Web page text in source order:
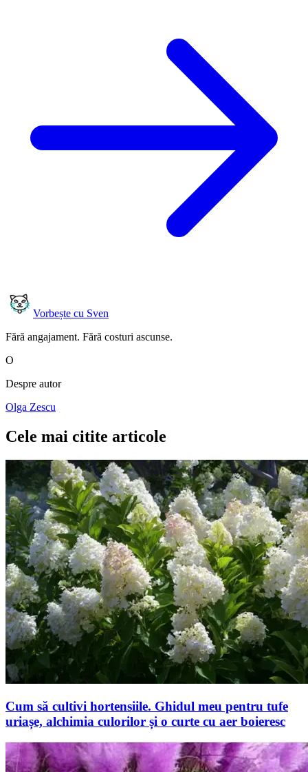
Vorbește cu Sven
Fără angajament. Fără costuri ascunse.
O
Despre autor
Olga Zescu
Cele mai citite articole
Cum să cultivi hortensiile. Ghidul meu pentru tufe
uriașe, alchimia culorilor și o curte cu aer boieresc